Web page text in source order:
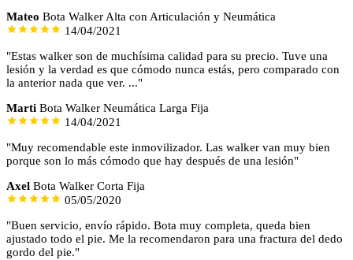
Mateo Bota Walker Alta con Articulación y Neumática
14/04/2021
"Estas walker son de muchísima calidad para su precio. Tuve una
lesión y la verdad es que cómodo nunca estás, pero comparado con
la anterior nada que ver. ..."
Marti Bota Walker Neumática Larga Fija
14/04/2021
"Muy recomendable este inmovilizador. Las walker van muy bien
porque son lo más cómodo que hay después de una lesión"
Axel Bota Walker Corta Fija
05/05/2020
"Buen servicio, envío rápido. Bota muy completa, queda bien
ajustado todo el pie. Me la recomendaron para una fractura del dedo
gordo del pie."